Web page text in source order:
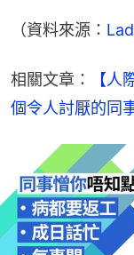
（資料來源：
相關文章：
【
個令人討厭的同